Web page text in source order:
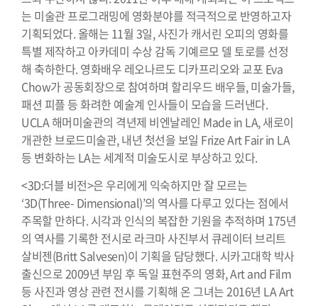
는 미술관 프로그래밍에 영화분야를 적극적으로 반영하고자
기획되었다. 올해는 11월 3일, 사진가 캐서린 오피의 영화를
특별 제작하고 아카데미 수상 감독 기예르모 델 토로를 선정
해 축하한다. 영화배우 레오나르도 디카프리오와 교포 Eva
Chow가 공동회장으로 참여하며 할리우드 배우들, 미술가들,
패션 피플 등 화려한 예술계 인사들이 모습을 드러낸다.
UCLA 해머미술관의 격년제 비엔날레인 Made in LA, 새로이
개관한 브로드미술관, 내년 첫선을 보일 Frize Art Fair in LA
등 변화하는 LA는 세계적 미술도시로 부상하고 있다.
<3D:더블 비전>은 우리에게 익숙하지만 잘 모르는
‘3D(Three- Dimensional)’의 역사를 다루고 있다는 점에서
주목할 만하다. 시각과 인식의 복잡한 기원을 추적하며 175년
의 역사를 기록한 전시로 라크마 사진부서 큐레이터 브리트
살비젠(Britt Salvesen)이 기획을 담당했다. 시카고대학 박사
출신으로 2009년 부임 후 독일 표현주의 영화, Art and Film
등 사진과 영상 관련 전시를 기획해 온 그녀는 2016년 LA Art